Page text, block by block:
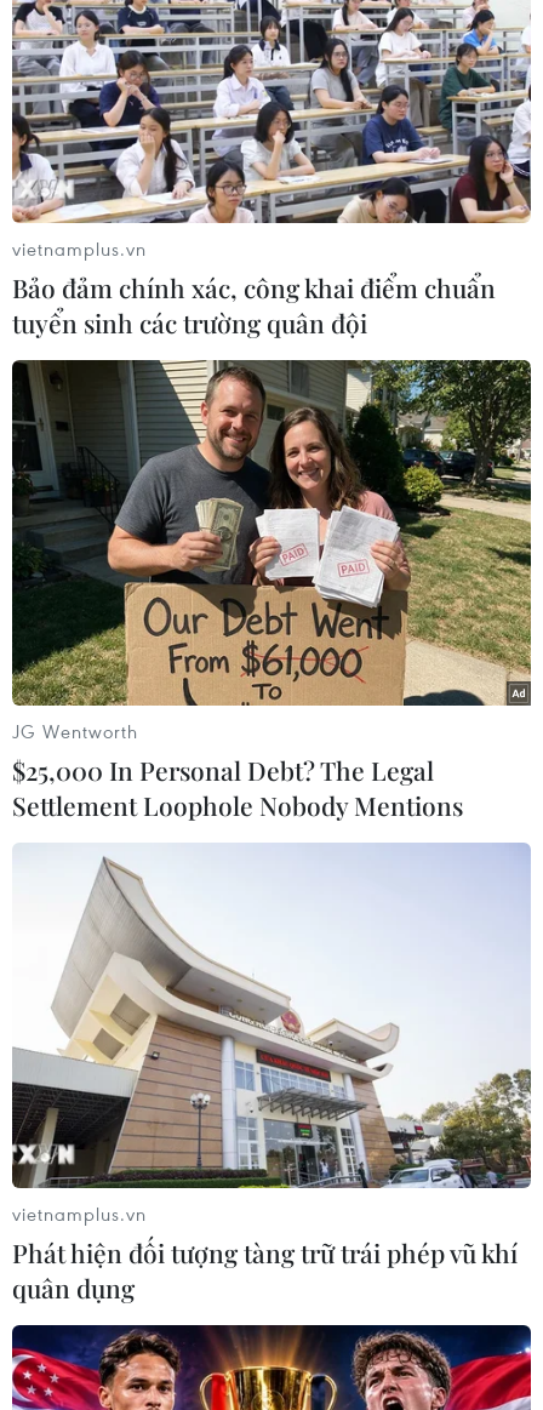
Indonesia chuẩn bị gia nhập nhóm nước
thu nhập trên trung bình?
11/05/2019 06:35
Với thu nhập bình quân đầu người ở mức 3.846 USD hồi
năm 2017, Indonesia đang tiến gần đến nhóm quốc gia
có thu nhập trên trung bình (UMIC) và dự kiến sẽ gia
nhập nhóm này trong vòng 5 năm tới.
Nguyên nhân thúc đẩy ý tưởng di dời thủ
đô của Indonesia
06/06/2019 00:52
Indonesia từ lâu đã ấp ủ ý tưởng di dời thủ đô Jakarta,
một thành phố nằm ở bờ biển phía Tây Bắc của đảo
Java thuộc khu vực Đông Nam Á.
Trục hàng hải toàn cầu trong nhiệm kỳ hai
của Tổng thống Indonesia
vietnamplus.vn
Bảo đảm chính xác, công khai điểm chuẩn
tuyển sinh các trường quân đội
JG Wentworth
$25,000 In Personal Debt? The Legal
Settlement Loophole Nobody Mentions
vietnamplus.vn
Phát hiện đối tượng tàng trữ trái phép vũ khí
quân dụng